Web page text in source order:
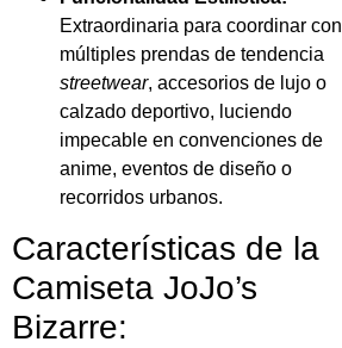
Extraordinaria para coordinar con
múltiples prendas de tendencia
streetwear, accesorios de lujo o
calzado deportivo, luciendo
impecable en convenciones de
anime, eventos de diseño o
recorridos urbanos.
Características de la
Camiseta JoJo’s
Bizarre: